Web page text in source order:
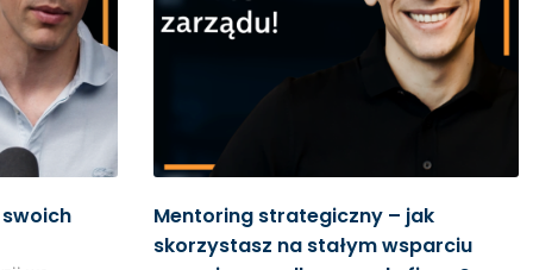
Mentoring strategiczny – jak
skorzystasz na stałym wsparciu